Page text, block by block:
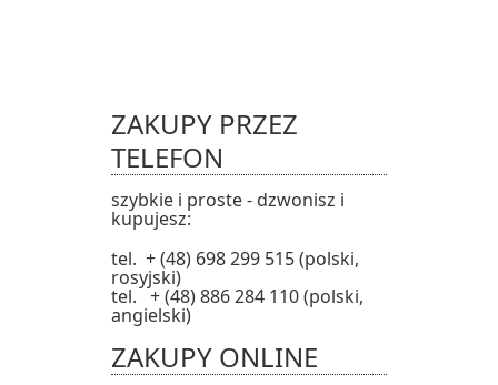
ZAKUPY PRZEZ
TELEFON
szybkie i proste - dzwonisz i
kupujesz:
tel. + (48) 698 299 515 (polski,
rosyjski)
tel. + (48) 886 284 110 (polski,
angielski)
ZAKUPY ONLINE